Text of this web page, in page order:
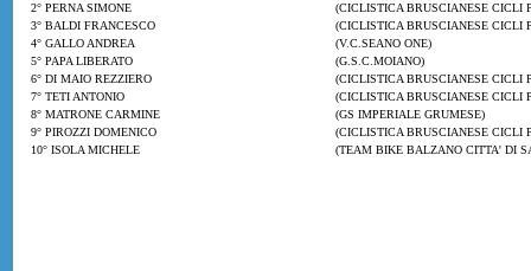
2° PERNA SIMONE
(CICLISTICA BRUSCIANESE CICLI
3° BALDI FRANCESCO
(CICLISTICA BRUSCIANESE CICLI
4° GALLO ANDREA
(V.C.SEANO ONE)
5° PAPA LIBERATO
(G.S.C.MOIANO)
6° DI MAIO REZZIERO
(CICLISTICA BRUSCIANESE CICLI
7° TETI ANTONIO
(CICLISTICA BRUSCIANESE CICLI
8° MATRONE CARMINE
(GS IMPERIALE GRUMESE)
9° PIROZZI DOMENICO
(CICLISTICA BRUSCIANESE CICLI
10° ISOLA MICHELE
(TEAM BIKE BALZANO CITTA' DI